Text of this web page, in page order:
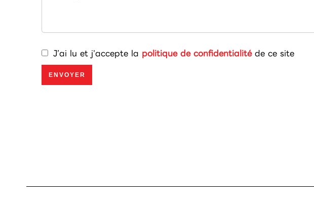
J’ai lu et j'accepte la politique de confidentialitéde ce site
ENVOYER